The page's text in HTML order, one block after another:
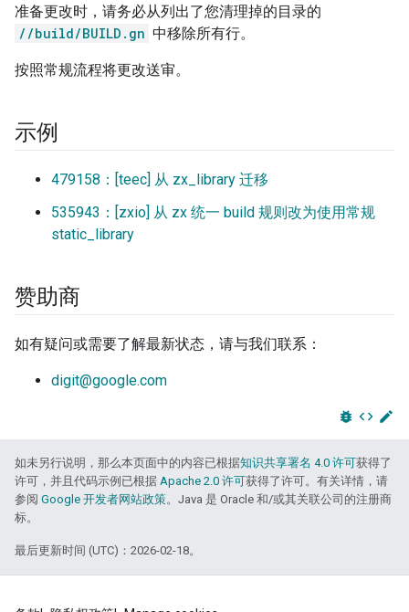
准备更改时，请务必从列出了您清理掉的目录的
//build/BUILD.gn 中移除所有行。
按照常规流程将更改送审。
示例
479158：[teec] 从 zx_library 迁移
535943：[zxio] 从 zx 统一 build 规则改为使用常规
static_library
赞助商
如有疑问或需要了解最新状态，请与我们联系：
digit@google.com
bug_report code edit
如未另行说明，那么本页面中的内容已根据知识共享署名 4.0 许可获得了
许可，并且代码示例已根据 Apache 2.0 许可获得了许可。有关详情，请
参阅 Google 开发者网站政策。Java 是 Oracle 和/或其关联公司的注册商
标。
最后更新时间 (UTC)：2026-02-18。